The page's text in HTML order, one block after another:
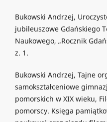
Bukowski Andrzej,
jubileuszowe Gdańskiego
Naukowego, „Rocznik
z. 1.
Bukowski Andrzej, Tajne
samokształceniowe
pomorskich w XIX wieku,
pomorscy. Księga